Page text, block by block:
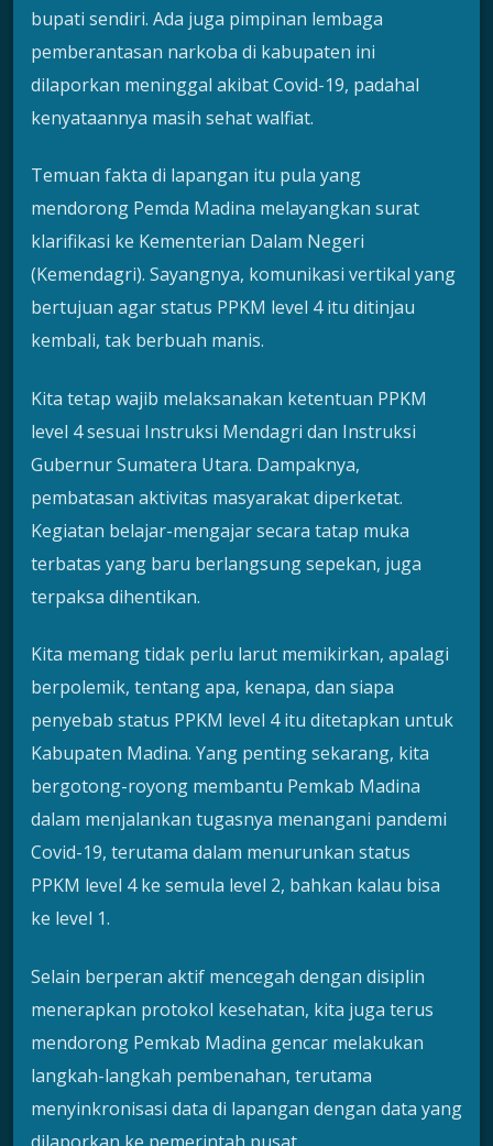
bupati sendiri. Ada juga pimpinan lembaga
pemberantasan narkoba di kabupaten ini
dilaporkan meninggal akibat Covid-19, padahal
kenyataannya masih sehat walfiat.
Temuan fakta di lapangan itu pula yang
mendorong Pemda Madina melayangkan surat
klarifikasi ke Kementerian Dalam Negeri
(Kemendagri). Sayangnya, komunikasi vertikal yang
bertujuan agar status PPKM level 4 itu ditinjau
kembali, tak berbuah manis.
Kita tetap wajib melaksanakan ketentuan PPKM
level 4 sesuai Instruksi Mendagri dan Instruksi
Gubernur Sumatera Utara. Dampaknya,
pembatasan aktivitas masyarakat diperketat.
Kegiatan belajar-mengajar secara tatap muka
terbatas yang baru berlangsung sepekan, juga
terpaksa dihentikan.
Kita memang tidak perlu larut memikirkan, apalagi
berpolemik, tentang apa, kenapa, dan siapa
penyebab status PPKM level 4 itu ditetapkan untuk
Kabupaten Madina. Yang penting sekarang, kita
bergotong-royong membantu Pemkab Madina
dalam menjalankan tugasnya menangani pandemi
Covid-19, terutama dalam menurunkan status
PPKM level 4 ke semula level 2, bahkan kalau bisa
ke level 1.
Selain berperan aktif mencegah dengan disiplin
menerapkan protokol kesehatan, kita juga terus
mendorong Pemkab Madina gencar melakukan
langkah-langkah pembenahan, terutama
menyinkronisasi data di lapangan dengan data yang
dilaporkan ke pemerintah pusat.